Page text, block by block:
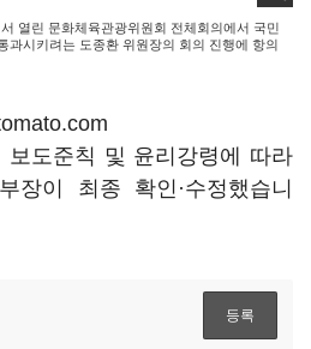
열린 문화체육관광위원회 전체회의에서 국민
과시키려는 도종환 위원장의 회의 진행에 항의
보도준칙 및 윤리강령에 따라
장이 최종 확인·수정했습니